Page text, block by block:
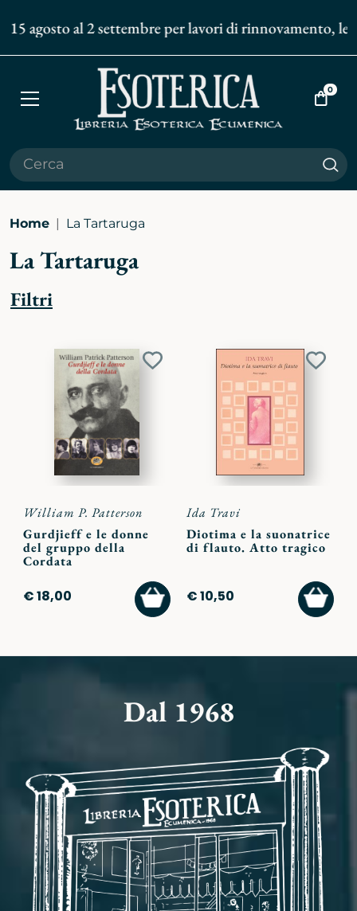
15 agosto al 2 settembre per lavori di rinnovamento,
Apri
Vai
0
Home La Tartaruga
La Tartaruga
Filtri
Aggiungi
William P. Patterson
Gurdjieff e le donne
del gruppo della
Cordata
€ 18,00
AGGIUNGI
AL
CARRELLO
Ida Travi
Diotima e la suonatrice
di flauto. Atto tragico
€ 10,50
AL
Dal 1968